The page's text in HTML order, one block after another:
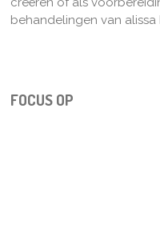
behandelingen van
FOCUS OP